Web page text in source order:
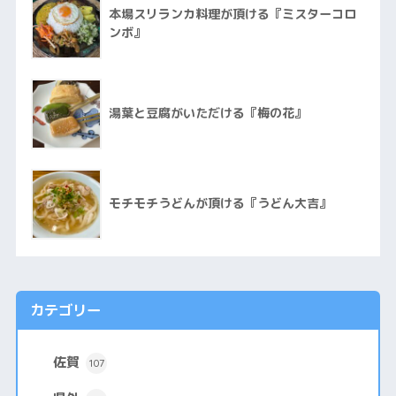
本場スリランカ料理が頂ける『ミスターコロ
ンボ』
湯葉と豆腐がいただける『梅の花』
モチモチうどんが頂ける『うどん大吉』
カテゴリー
佐賀 107